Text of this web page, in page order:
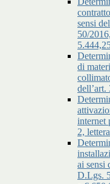
sensi
50/
di
dell’art.
internet
2,
ai sensi
D.Lgs.